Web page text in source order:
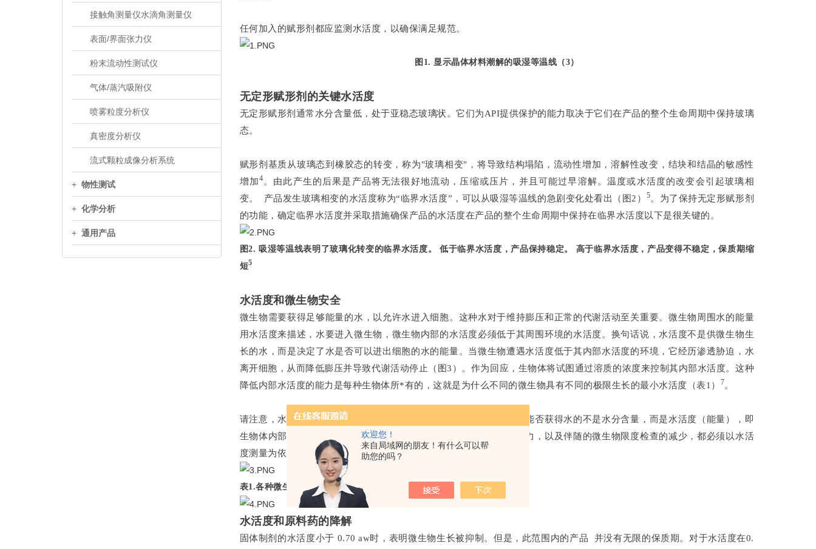
欢迎您！
来自局域网的朋友！有什么可以帮
助您的吗？
接触角测量仪水滴角测量仪
表面/界面张力仪
粉末流动性测试仪
气体/蒸汽吸附仪
喷雾粒度分析仪
真密度分析仪
流式颗粒成像分析系统
+ 物性测试
+ 化学分析
+ 通用产品
任何加入的赋形剂都应监测水活度，以确保满足规范。
图1. 显示晶体材料潮解的吸湿等温线（3）
无定形赋形剂的关键水活度
无定形赋形剂通常水分含量低，处于亚稳态玻璃状。它们为API提供保护的能力取决于它们在产品的整个生命周期中保持玻璃
态。
赋形剂基质从玻璃态到橡胶态的转变，称为"玻璃相变"，将导致结构塌陷，流动性增加，溶解性改变，结块和结晶的敏感性
增加4 。由此产生的后果是产品将无法很好地流动，压缩或压片，并且可能过早溶解。温度或水活度的改变会引起玻璃相
变。 产品发生玻璃相变的水活度称为“临界水活度”，可以从吸湿等温线的急剧变化处看出（图2）
5。为了保持无定形赋形剂
的功能，确定临界水活度并采取措施确保产品的水活度在产品的整个生命周期中保持在临界水活度以下是很关键的。
图2. 吸湿等温线表明了玻璃化转变的临界水活度。 低于临界水活度，产品保持稳定。 高于临界水活度，产品变得不稳定，保质期缩
短5
水活度和微生物安全
微生物需要获得足够能量的水，以允许水进入细胞。这种水对于维持膨压和正常的代谢活动至关重要。微生物周围水的能量
用水活度来描述，水要进入微生物，微生物内部的水活度必须低于其周围环境的水活度。换句话说，水活度不是供微生物生
长的水，而是决定了水是否可以进出细胞的水的能量。当微生物遭遇水活度低于其内部水活度的环境，它经历渗透胁迫，水
离开细胞，从而降低膨压并导致代谢活动停止（图3）。作为回应，生物体将试图通过溶质的浓度来控制其内部水活度。这种
降低内部水活度的能力是每种生物体所*有的，这就是为什么不同的微生物具有不同的极限生长的最小水活度（表1）
7。
请注意，水分含量并未被提及对微生物生长有影响，因为决定微生物能否获得水的不是水分含量，而是水活度（能量），即
生物体内部的水活度。因此，控制微生物污染风险在限值内的任何努力，以及伴随的微生物限度检查的减少，都必须以水活
度测量为依据而不是水分含量。
表1.各种微生物生长所需的水活度限值
水活度和原料药的降解
固体制剂的水活度小于 0.70 aw时，表明微生物生长被抑制。但是，此范围内的产品 并没有无限的保质期。对于水活度在0.